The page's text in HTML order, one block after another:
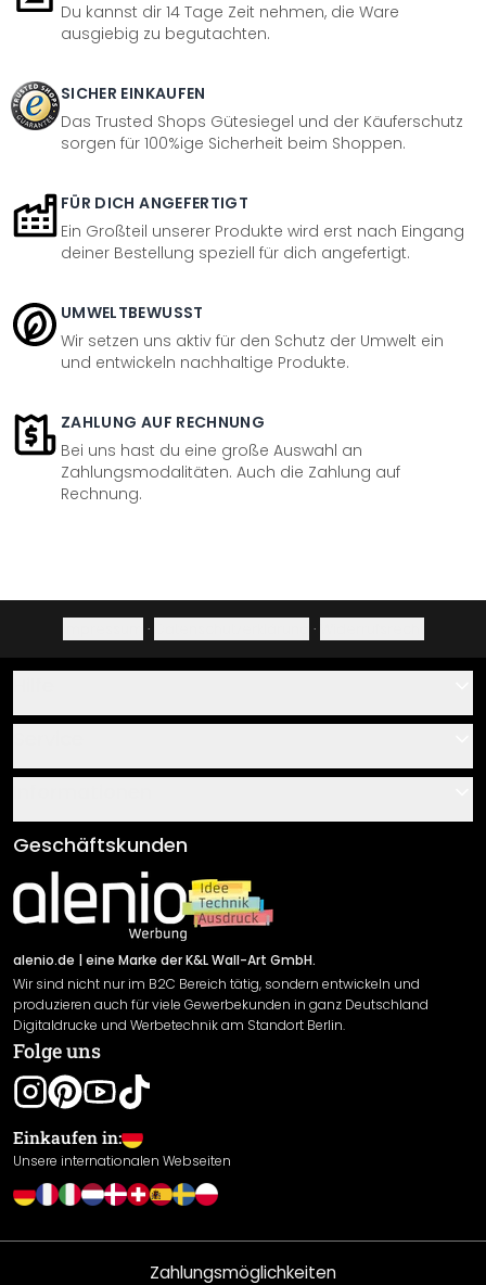
Du kannst dir 14 Tage Zeit nehmen, die Ware
ausgiebig zu begutachten.
SICHER EINKAUFEN
Das Trusted Shops Gütesiegel und der Käuferschutz
sorgen für 100%ige Sicherheit beim Shoppen.
FÜR DICH ANGEFERTIGT
Ein Großteil unserer Produkte wird erst nach Eingang
deiner Bestellung speziell für dich angefertigt.
UMWELTBEWUSST
Wir setzen uns aktiv für den Schutz der Umwelt ein
und entwickeln nachhaltige Produkte.
ZAHLUNG AUF RECHNUNG
Bei uns hast du eine große Auswahl an
Zahlungsmodalitäten. Auch die Zahlung auf
Rechnung.
· ·
Über uns
Klebe- und Montageanleitungen
Newsletter An-/Abmeldung
Sendungsverfolgung
AGB
Impressum
Versand & Zahlung
Rücksendung
Widerrufsrecht
Datenschutzerklärung
Gewährleistung
Leistungserklärung / CE-Zeichen
Cookie Einstellungen
Geschäftskunden
alenio.de | eine Marke der K&L Wall-Art GmbH.
Wir sind nicht nur im B2C Bereich tätig, sondern entwickeln und
produzieren auch für viele Gewerbekunden in ganz Deutschland
Digitaldrucke und Werbetechnik am Standort Berlin.
Folge uns
Einkaufen in:
Unsere internationalen Webseiten
Zahlungsmöglichkeiten